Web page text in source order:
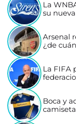
La
su
Arsenal
¿de
La FIFA
Boca y